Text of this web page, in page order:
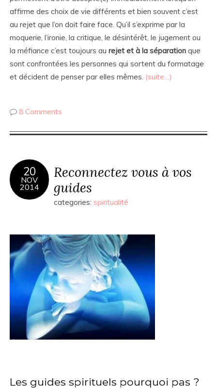
affirme des choix de vie différents et bien souvent c’est
au rejet que l’on doit faire face. Qu’il s’exprime par la
moquerie, l’ironie, la critique, le désintérêt, le jugement ou
la méfiance c’est toujours au rejet et à la séparation que
sont confrontées les personnes qui sortent du formatage
et décident de penser par elles mêmes. (suite…)
8 Comments
20
NOV
2014
Reconnectez vous à vos
guides
categories: spiritualité
Les guides spirituels pourquoi pas ?